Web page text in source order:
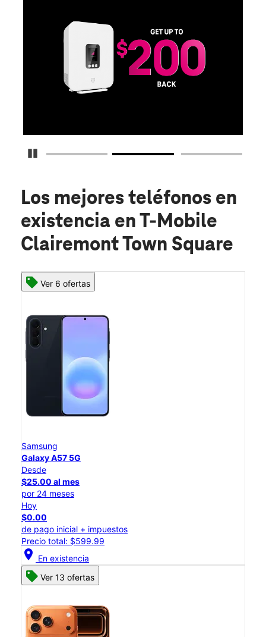
Detener carrusel
Los mejores teléfonos en
existencia en T-Mobile
Clairemont Town Square
Ver 6 ofertas
Samsung
Galaxy A57 5G
Desde
$25.00 al mes
por 24 meses
Hoy
$0.00
de pago inicial + impuestos
Precio total: $599.99
location_on En existencia
Ver 13 ofertas